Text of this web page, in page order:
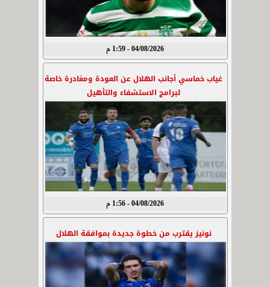
04/08/2026 - 1:59 م
غياب خماسي أجانب الهلال عن العودة ومغادرة خاصة
لبرامج الاستشفاء والتأهيل
04/08/2026 - 1:56 م
نونيز يقترب من خطوة جديدة بموافقة الهلال